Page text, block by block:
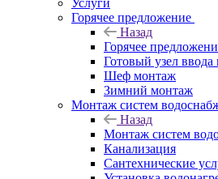
Услуги
Горячее предложение
Назад
Горячее
Готовый узел ввода
Шеф монтаж
Зимний монтаж
Монтаж систем
Назад
Монтаж систем
Канализация
Сантехнические